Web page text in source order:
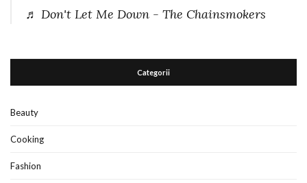
♬ Don't Let Me Down - The Chainsmokers
Categorii
Beauty
Cooking
Fashion